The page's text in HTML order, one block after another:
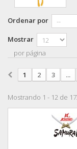
Ordenar por
Mostrar
por página
1 2 3 ...
Mostrando 1 - 12 de